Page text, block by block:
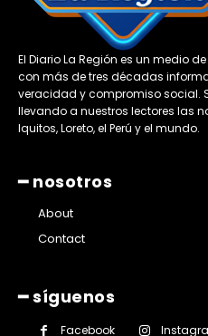
El Diario La Región es un medio
con más de tres décadas
veracidad y compromiso social.
llevando a nuestros lectores las
Iquitos, Loreto, el Perú y el mundo.
━ nosotros
About
Contact
━ síguenos
Facebook